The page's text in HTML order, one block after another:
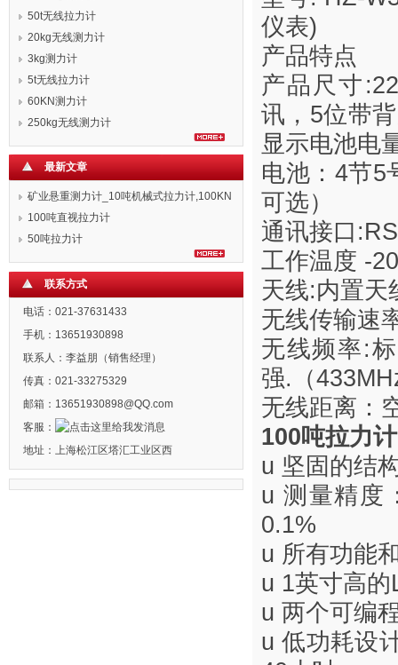
50t无线拉力计
20kg无线测力计
3kg测力计
5t无线拉力计
60KN测力计
250kg无线测力计
最新文章
矿业悬重测力计_10吨机械式拉力计,100KN
拉力表
100吨直视拉力计
50吨拉力计
联系方式
电话：021-37631433
手机：13651930898
联系人：李益朋（销售经理）
传真：021-33275329
邮箱：13651930898@QQ.com
客服：
地址：上海松江区塔汇工业区西
仪表)
产品特点
产品尺寸
讯，5位带
显示电池电
电池：4节5
可选）
通讯接口
工作温度 -
天线:内置天
无线传输速
无线频率:
强.（
无线距离：
100吨拉力
u 坚固的结
u 测量精度
0.1%
u 所有功能
u 1英寸高
u 两个可编
u 低功耗设